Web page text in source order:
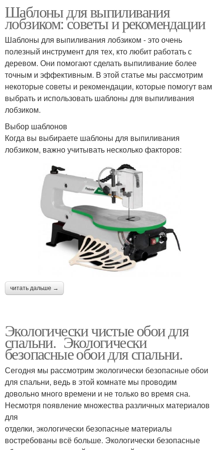
Шаблоны для выпиливания
лобзиком: советы и рекомендации
Шаблоны для выпиливания лобзиком - это очень
полезный инструмент для тех, кто любит работать с
деревом. Они помогают сделать выпиливание более
точным и эффективным. В этой статье мы рассмотрим
некоторые советы и рекомендации, которые помогут вам
выбрать и использовать шаблоны для выпиливания
лобзиком.
Выбор шаблонов
Когда вы выбираете шаблоны для выпиливания
лобзиком, важно учитывать несколько факторов:
читать дальше →
Экологически чистые обои для
спальни. Экологически
безопасные обои для спальни.
Сегодня мы рассмотрим экологически безопасные обои
для спальни, ведь в этой комнате мы проводим
довольно много времени и не только во время сна.
Несмотря появление множества различных материалов
для
отделки, экологически безопасные материалы
востребованы всё больше. Экологически безопасные